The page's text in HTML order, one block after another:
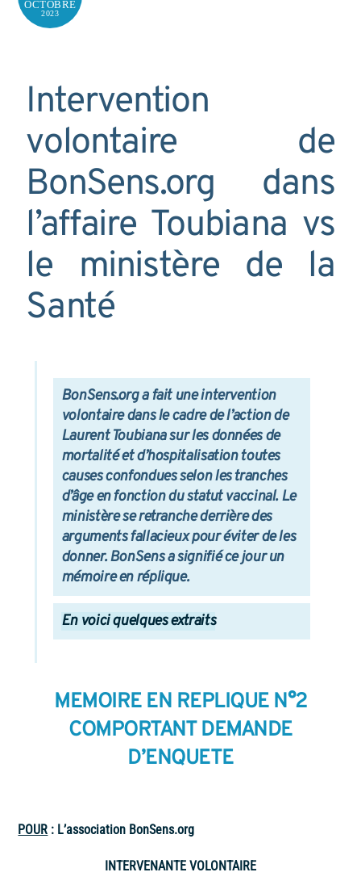
OCTOBRE
2023
Intervention
volontaire de
BonSens.org dans
l’affaire Toubiana vs
le ministère de la
Santé
BonSens.org a fait une intervention
volontaire dans le cadre de l’action de
Laurent Toubiana sur les données de
mortalité et d’hospitalisation toutes
causes confondues selon les tranches
d’âge en fonction du statut vaccinal. Le
ministère se retranche derrière des
arguments fallacieux pour éviter de les
donner. BonSens a signifié ce jour un
mémoire en réplique.
En voici quelques extraits
MEMOIRE EN REPLIQUE N°2
COMPORTANT DEMANDE
D’ENQUETE
POUR : L’association BonSens.org
INTERVENANTE VOLONTAIRE